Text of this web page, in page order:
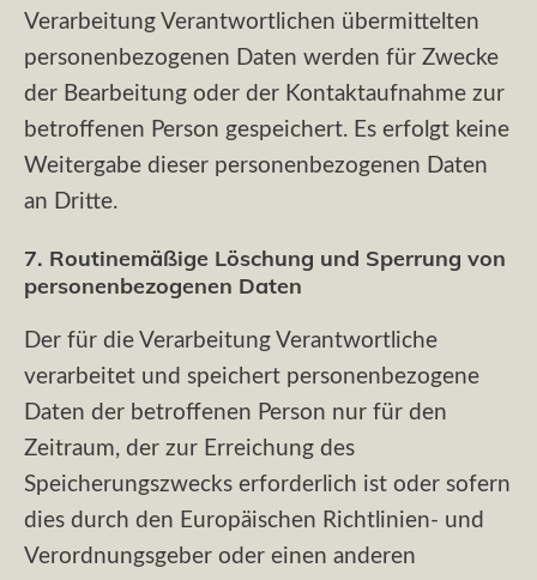
Verarbeitung Verantwortlichen übermittelten
personenbezogenen Daten werden für Zwecke
der Bearbeitung oder der Kontaktaufnahme zur
betroffenen Person gespeichert. Es erfolgt keine
Weitergabe dieser personenbezogenen Daten
an Dritte.
7. Routinemäßige Löschung und Sperrung von
personenbezogenen Daten
Der für die Verarbeitung Verantwortliche
verarbeitet und speichert personenbezogene
Daten der betroffenen Person nur für den
Zeitraum, der zur Erreichung des
Speicherungszwecks erforderlich ist oder sofern
dies durch den Europäischen Richtlinien- und
Verordnungsgeber oder einen anderen